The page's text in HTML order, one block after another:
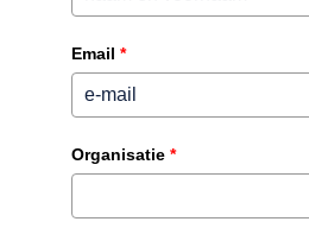
Meer content?
Email *
Organisatie *